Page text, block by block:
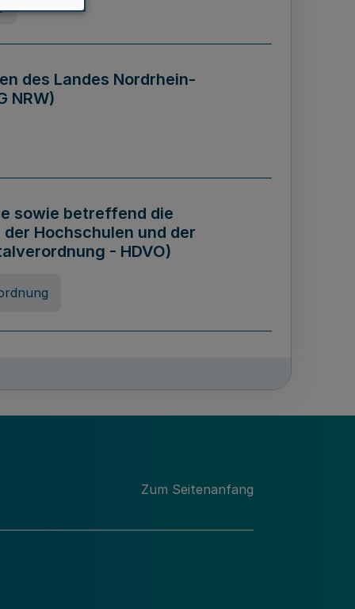
des Landes Nordrhein-
NRW)
sowie betreffend die
Hochschulen und der
- HDVO)
des Landes Nordrhein-
Zum Seitenanfang